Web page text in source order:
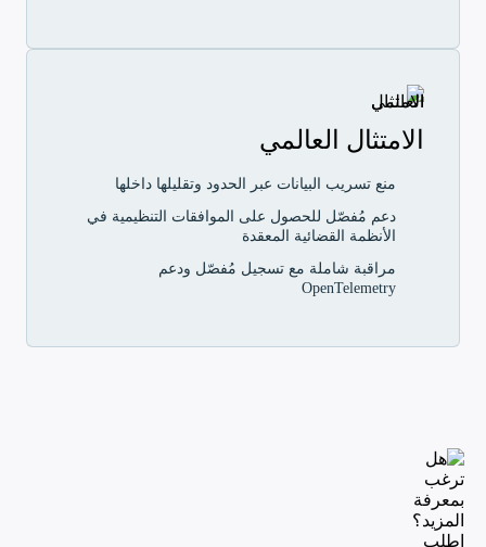
الامتثال العالمي
منع تسريب البيانات عبر الحدود وتقليلها داخلها
دعم مُفصّل للحصول على الموافقات التنظيمية في
الأنظمة القضائية المعقدة
مراقبة شاملة مع تسجيل مُفصّل ودعم
OpenTelemetry